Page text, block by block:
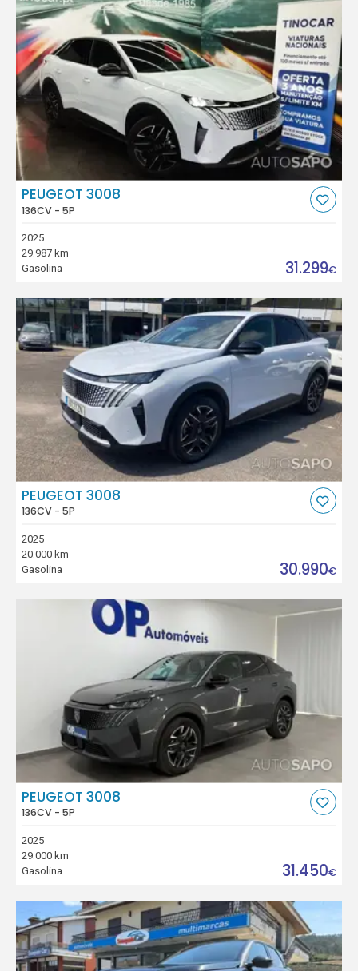
PEUGEOT 3008
136CV - 5P
2025
29.987 km
Gasolina
31.299€
PEUGEOT 3008
136CV - 5P
2025
20.000 km
Gasolina
30.990€
PEUGEOT 3008
136CV - 5P
2025
29.000 km
Gasolina
31.450€